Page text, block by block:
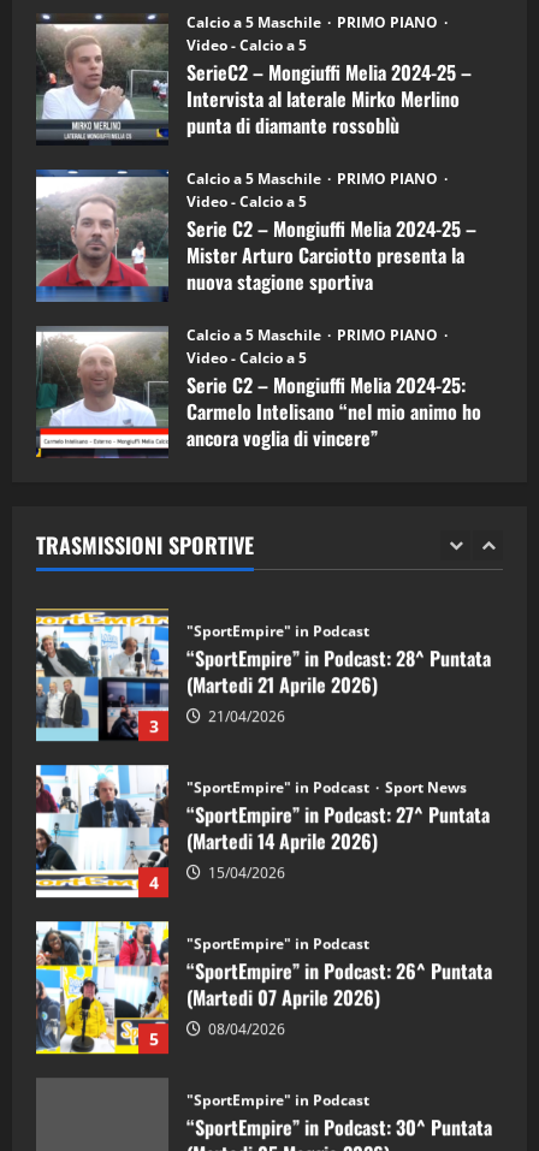
6)
–
Intervista
a
mister
Arturo
Carciotto
(Mongiuffi
Calcio a 5 Maschile
PRIMO PIANO
Video - Calcio a 5
SerieC2 – Mongiuffi Melia 2024-25 –
Intervista al laterale Mirko Merlino
punta di diamante rossoblù
Calcio a 5 Maschile
PRIMO PIANO
Video - Calcio a 5
Serie C2 – Mongiuffi Melia 2024-25 –
Mister Arturo Carciotto presenta la
nuova stagione sportiva
Calcio a 5 Maschile
PRIMO PIANO
Video - Calcio a 5
Serie C2 – Mongiuffi Melia 2024-25:
Carmelo Intelisano “nel mio animo ho
ancora voglia di vincere”
TRASMISSIONI SPORTIVE
4
“SportEmpire” in Podcast: 27^ Puntata
(Martedi 14 Aprile 2026)
15/04/2026
5
“SportEmpire” in Podcast: 26^ Puntata
(Martedi 07 Aprile 2026)
08/04/2026
1
“SportEmpire” in Podcast: 30^ Puntata
(Martedi 05 Maggio 2026)
08/05/2026
2 28/04/2026
3
“SportEmpire” in Podcast: 28^ Puntata
(Martedi 21 Aprile 2026)
4
“SportEmpire” in Podcast: 27^ Puntata
(Martedi 14 Aprile 2026)
5
“SportEmpire” in Podcast: 26^ Puntata
(Martedi 07 Aprile 2026)
“SportEmpire” in Podcast: 30^ Puntata
(Martedi 05 Maggio 2026)